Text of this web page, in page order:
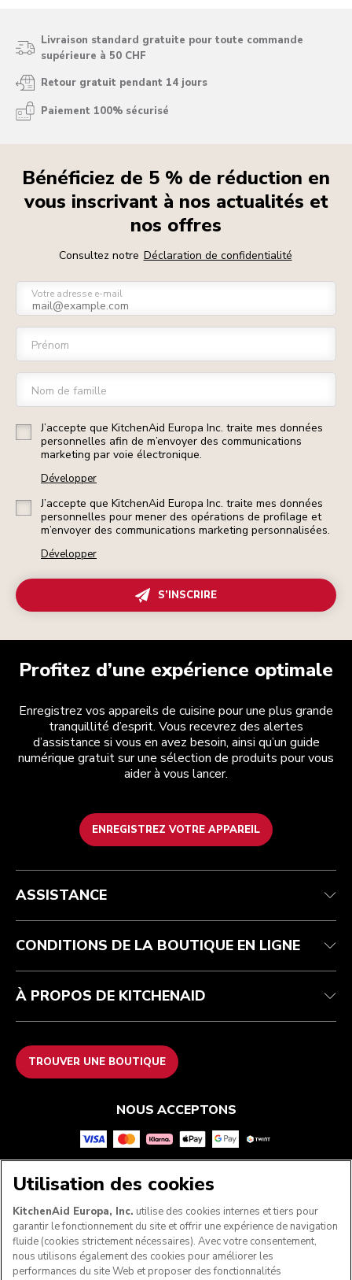
Livraison standard gratuite pour toute commande
supérieure à 50 CHF
Retour gratuit pendant 14 jours
Paiement 100% sécurisé
Bénéficiez de 5 % de réduction en
vous inscrivant à nos actualités et
nos offres
Consultez notre Déclaration de confidentialité
Votre adresse e-mail
Prénom
Nom de famille
J’accepte que KitchenAid Europa Inc. traite mes données
personnelles afin de m’envoyer des communications
marketing par voie électronique.
Développer
J’accepte que KitchenAid Europa Inc. traite mes données
personnelles pour mener des opérations de profilage et
m’envoyer des communications marketing personnalisées.
Développer
S’INSCRIRE
Profitez d’une expérience optimale
Enregistrez vos appareils de cuisine pour une plus grande
tranquillité d’esprit. Vous recevrez des alertes
d’assistance si vous en avez besoin, ainsi qu’un guide
numérique gratuit sur une sélection de produits pour vous
aider à vous lancer.
ENREGISTREZ VOTRE APPAREIL
Service après-vente
Garantie et documents
Contactez-nous
Conditions générales de vente
Retours et remboursements
Imprint
ODR
La marque
Trouver une boutique
ASSISTANCE
CONDITIONS DE LA BOUTIQUE EN LIGNE
À PROPOS DE KITCHENAID
TROUVER UNE BOUTIQUE
NOUS ACCEPTONS
SUIVEZ-NOUS
Utilisation des cookies
KitchenAid Europa, Inc. utilise des cookies internes et tiers pour
garantir le fonctionnement du site et offrir une expérience de navigation
fluide (cookies strictement nécessaires). Avec votre consentement,
nous utilisons également des cookies pour améliorer les
performances du site Web et proposer des fonctionnalités